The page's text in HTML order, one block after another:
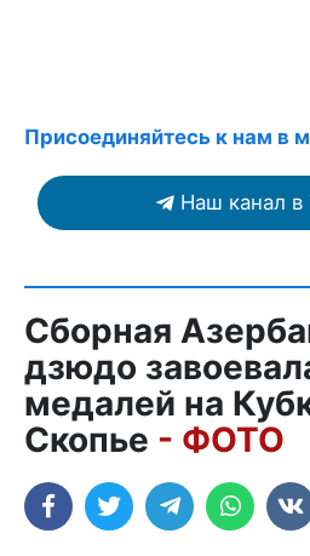
Присоединяйтесь к нам в
Наш канал в
Сборная
дзюдо
медалей на
Скопье - ФОТО